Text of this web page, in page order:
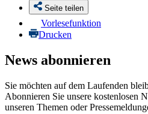
Seite teilen
Vorlesefunktion
Drucken
News abonnieren
Sie möchten auf dem Laufenden
Abonnieren Sie unsere kostenlosen
unseren Themen oder